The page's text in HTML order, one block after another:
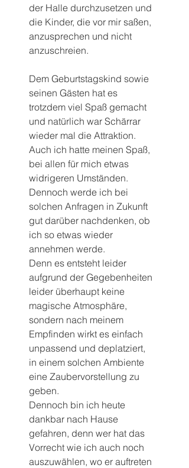
der Halle durchzusetzen und
die Kinder, die vor mir saßen,
anzusprechen und nicht
anzuschreien.
Dem Geburtstagskind sowie
seinen Gästen hat es
trotzdem viel Spaß gemacht
und natürlich war Schärrar
wieder mal die Attraktion.
Auch ich hatte meinen Spaß,
bei allen für mich etwas
widrigeren Umständen.
Dennoch werde ich bei
solchen Anfragen in Zukunft
gut darüber nachdenken, ob
ich so etwas wieder
annehmen werde.
Denn es entsteht leider
aufgrund der Gegebenheiten
leider überhaupt keine
magische Atmosphäre,
sondern nach meinem
Empfinden wirkt es einfach
unpassend und deplatziert,
in einem solchen Ambiente
eine Zaubervorstellung zu
geben.
Dennoch bin ich heute
dankbar nach Hause
gefahren, denn wer hat das
Vorrecht wie ich auch noch
auszuwählen, wo er auftreten